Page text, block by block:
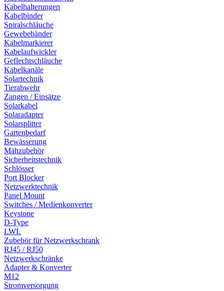
Kabelhalterungen
Kabelbinder
Spiralschläuche
Gewebebänder
Kabelmarkierer
Kabelaufwickler
Geflechtschläuche
Kabelkanäle
Solartechnik
Tierabwehr
Zangen / Einsätze
Solarkabel
Solaradapter
Solarsplitter
Gartenbedarf
Bewässerung
Mähzubehör
Sicherheitstechnik
Schlösser
Port Blocker
Netzwerktechnik
Panel Mount
Switches / Medienkonverter
Keystone
D-Type
LWL
Zubehör für Netzwerkschrank
RJ45 / RJ50
Netzwerkschränke
Adapter & Konverter
M12
Stromversorgung